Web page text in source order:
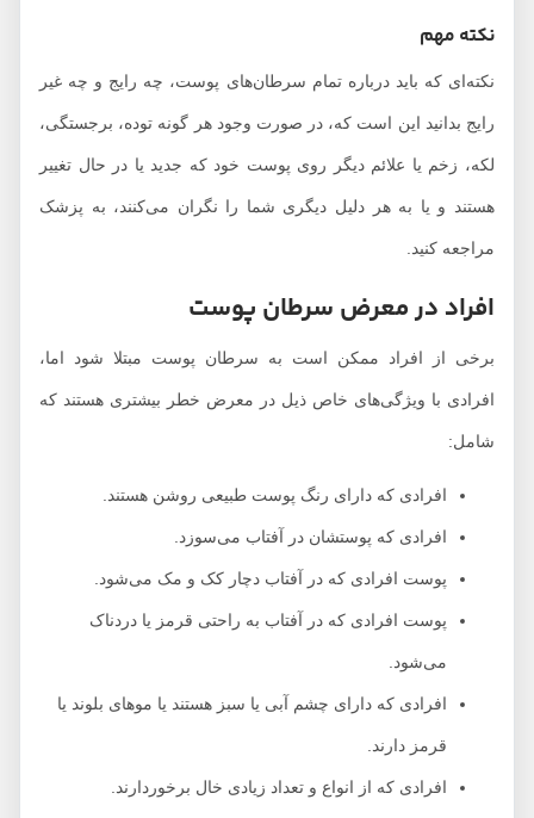
نکته مهم
نکته‌ای که باید درباره تمام سرطان‌های پوست، چه رایج و چه غیر
رایج بدانید این است که، در صورت وجود هر گونه توده، برجستگی،
لکه، زخم یا علائم دیگر روی پوست خود که جدید یا در حال تغییر
هستند و یا به هر دلیل دیگری شما را نگران می‌کنند، به پزشک
مراجعه کنید.
افراد در معرض سرطان پوست
برخی از افراد ممکن است به سرطان پوست مبتلا شود اما،
افرادی با ویژگی‌های خاص ذیل در معرض خطر بیشتری هستند که
شامل:
افرادی که دارای رنگ پوست طبیعی روشن هستند.
افرادی که پوستشان در آفتاب می‌سوزد.
پوست افرادی که در آفتاب دچار کک و مک می‌شود.
پوست افرادی که در آفتاب به راحتی قرمز یا دردناک
می‌شود.
افرادی که دارای چشم آبی یا سبز هستند یا موهای بلوند یا
قرمز دارند.
افرادی که از انواع و تعداد زیادی خال برخوردارند.